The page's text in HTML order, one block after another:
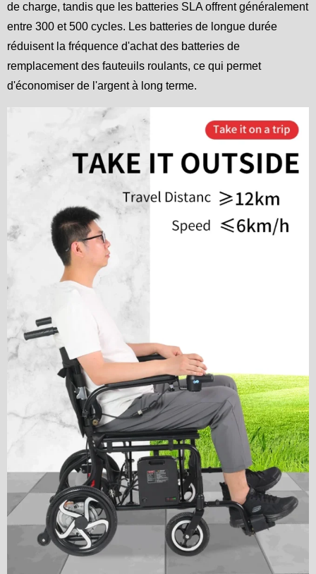
de charge, tandis que les batteries SLA offrent généralement
entre 300 et 500 cycles. Les batteries de longue durée
réduisent la fréquence d'achat des batteries de
remplacement des fauteuils roulants, ce qui permet
d'économiser de l'argent à long terme.